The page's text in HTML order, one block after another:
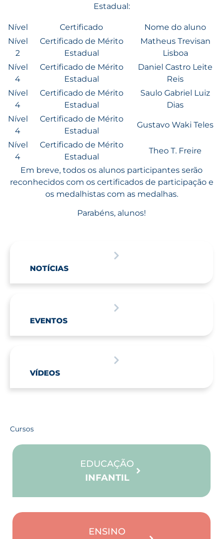
Estadual:
Nível Certificado
Nome do aluno
Nível
2
Certificado de Mérito
Estadual
Matheus Trevisan
Lisboa
Nível
4
Certificado de Mérito
Estadual
Daniel Castro Leite
Reis
Nível
4
Certificado de Mérito
Estadual
Saulo Gabriel Luiz
Dias
Nível
4
Certificado de Mérito
Estadual
Gustavo Waki Teles
Nível
4
Certificado de Mérito
Estadual
Theo T. Freire
Em breve, todos os alunos participantes serão
reconhecidos com os certificados de participação e
os medalhistas com as medalhas.
Parabéns, alunos!
NOTÍCIAS
EVENTOS
VÍDEOS
Cursos
EDUCAÇÃO
INFANTIL
ENSINO